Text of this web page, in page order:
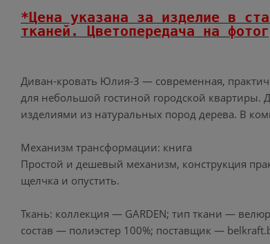
*Цена указана за изделие в
тканей.
Цветопередача на
Диван-кровать Юлия-3 — современная,
для небольшой гостиной городской квартиры.
изделиями из натуральных пород дерева. В
Механизм трансформации: книга
Простой и дешевый механизм, конструкция
щелчка и опустить.
Ткань: коллекция — GARDEN; тип ткани —
состав — полиэстер 100%; поставщик —